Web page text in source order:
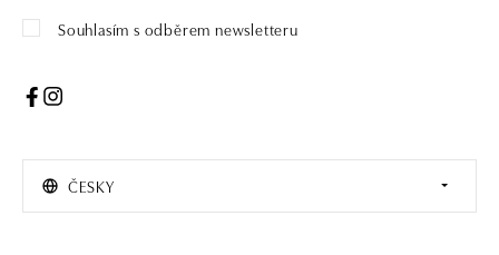
Souhlasím s odběrem newsletteru
ČESKY